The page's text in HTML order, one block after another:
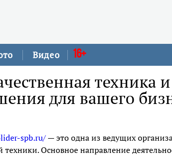
Видео 16+
техника и
для вашего
spb.ru/— это одна из ведущих
Основное направление